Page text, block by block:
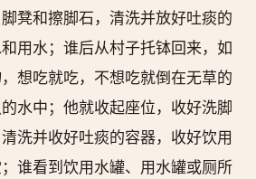
凳和擦脚石，清洗并放好吐痰的
用水；谁后从村子托钵回来，如
想吃就吃，不想吃就倒在无草的
水中；他就收起座位，收好洗脚
洗并收好吐痰的容器，收好饮用
谁看到饮用水罐、用水罐或厕所